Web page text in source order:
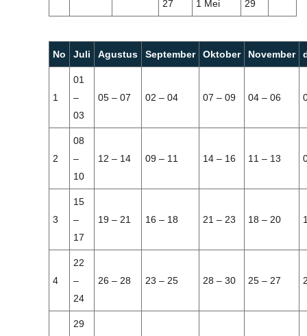
27 1 Mei 29
No Juli Agustus September Oktober November
1
01
–
03
05 – 07 02 – 04 07 – 09 04 – 06
2
08
–
10
12 – 14 09 – 11 14 – 16 11 – 13
3
15
–
17
19 – 21 16 – 18 21 – 23 18 – 20
4
22
–
24
26 – 28 23 – 25 28 – 30 25 – 27
29